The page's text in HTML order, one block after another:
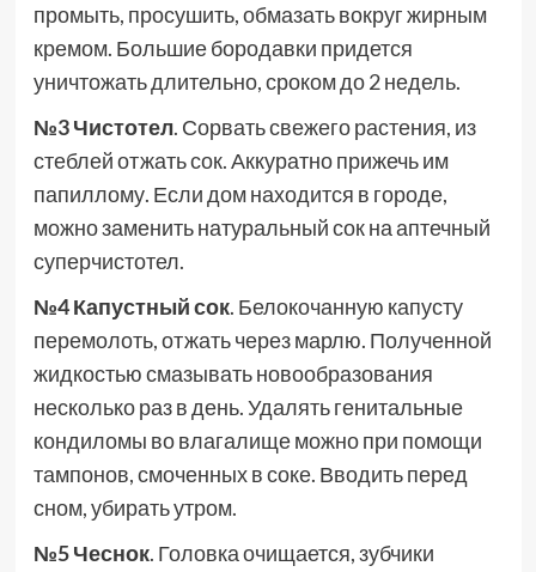
промыть, просушить, обмазать вокруг жирным
кремом. Большие бородавки придется
уничтожать длительно, сроком до 2 недель.
№3 Чистотел. Сорвать свежего растения, из
стеблей отжать сок. Аккуратно прижечь им
папиллому. Если дом находится в городе,
можно заменить натуральный сок на аптечный
суперчистотел.
№4 Капустный сок. Белокочанную капусту
перемолоть, отжать через марлю. Полученной
жидкостью смазывать новообразования
несколько раз в день. Удалять генитальные
кондиломы во влагалище можно при помощи
тампонов, смоченных в соке. Вводить перед
сном, убирать утром.
№5 Чеснок. Головка очищается, зубчики